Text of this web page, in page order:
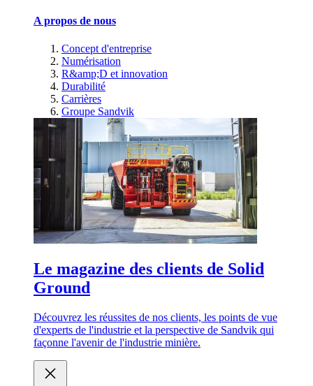
A propos de nous
Concept d'entreprise
Numérisation
R&amp;D et innovation
Durabilité
Carrières
Groupe Sandvik
Le magazine des clients de Solid
Ground
Découvrez les réussites de nos clients, les points de vue
d'experts de l'industrie et la perspective de Sandvik qui
façonne l'avenir de l'industrie minière.